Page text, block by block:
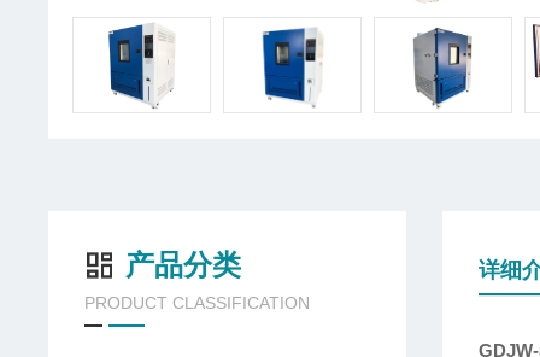
产品分类
PRODUCT CLASSIFICATION
详细